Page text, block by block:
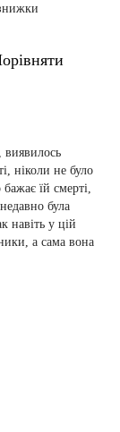
виявилось
ніколи не було
їй смерті,
була
навіть у цій
а сама вона